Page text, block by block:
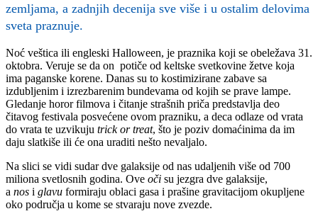
zemljama, a zadnjih decenija sve više i u ostalim delovima
sveta praznuje.
Noć veštica ili engleski Halloween, je praznika koji se obeležava 31.
oktobra. Veruje se da on potiče od keltske svetkovine žetve koja
ima paganske korene. Danas su to kostimizirane zabave sa
izdubljenim i izrezbarenim bundevama od kojih se prave lampe.
Gledanje horor filmova i čitanje strašnih priča predstavlja deo
čitavog festivala posvećene ovom prazniku, a deca odlaze od vrata
do vrata te uzvikuju trick or treat, što je poziv domaćinima da im
daju slatkiše ili će ona uraditi nešto nevaljalo.
Na slici se vidi sudar dve galaksije od nas udaljenih više od 700
miliona svetlosnih godina. Ove oči su jezgra dve galaksije,
a nos i glavu formiraju oblaci gasa i prašine gravitacijom okupljene
oko područja u kome se stvaraju nove zvezde.